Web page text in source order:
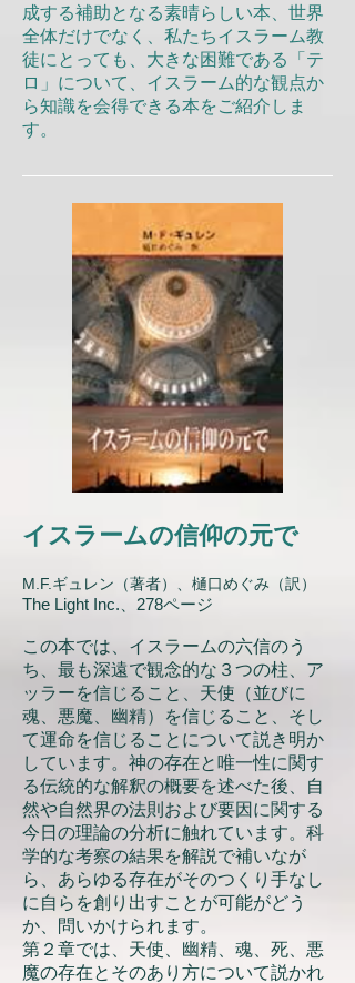
成する補助となる素晴らしい本、世界
全体だけでなく、私たちイスラーム教
徒にとっても、大きな困難である「テ
ロ」について、イスラーム的な観点か
ら知識を会得できる本をご紹介しま
す。
イスラームの信仰の元で
M.F.ギュレン（著者）、樋口めぐみ（訳）
The Light Inc.、278ページ
この本では、イスラームの六信のう
ち、最も深遠で観念的な３つの柱、ア
ッラーを信じること、天使（並びに
魂、悪魔、幽精）を信じること、そし
て運命を信じることについて説き明か
しています。神の存在と唯一性に関す
る伝統的な解釈の概要を述べた後、自
然や自然界の法則および要因に関する
今日の理論の分析に触れています。科
学的な考察の結果を解説で補いなが
ら、あらゆる存在がそのつくり手なし
に自らを創り出すことが可能がどう
か、問いかけられます。
第２章では、天使、幽精、魂、死、悪
魔の存在とそのあり方について説かれ